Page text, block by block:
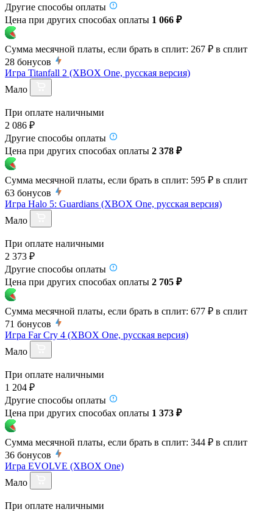
Другие способы оплаты
Цена при других способах оплаты 1 066 ₽
Сумма месячной платы, если брать в сплит: 267 ₽ в сплит
28 бонусов
Игра Titanfall 2 (XBOX One, русская версия)
Мало
При оплате наличными
2 086 ₽
Другие способы оплаты
Цена при других способах оплаты 2 378 ₽
Сумма месячной платы, если брать в сплит: 595 ₽ в сплит
63 бонусов
Игра Halo 5: Guardians (XBOX One, русская версия)
Мало
При оплате наличными
2 373 ₽
Другие способы оплаты
Цена при других способах оплаты 2 705 ₽
Сумма месячной платы, если брать в сплит: 677 ₽ в сплит
71 бонусов
Игра Far Cry 4 (XBOX One, русская версия)
Мало
При оплате наличными
1 204 ₽
Другие способы оплаты
Цена при других способах оплаты 1 373 ₽
Сумма месячной платы, если брать в сплит: 344 ₽ в сплит
36 бонусов
Игра EVOLVE (XBOX One)
Мало
При оплате наличными